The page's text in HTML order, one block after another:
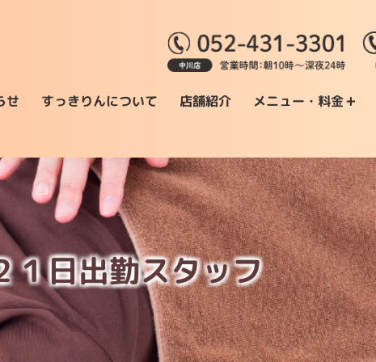
せ すっきりんについて 店舗紹介 メニュー・料金+
１日出勤スタッフ